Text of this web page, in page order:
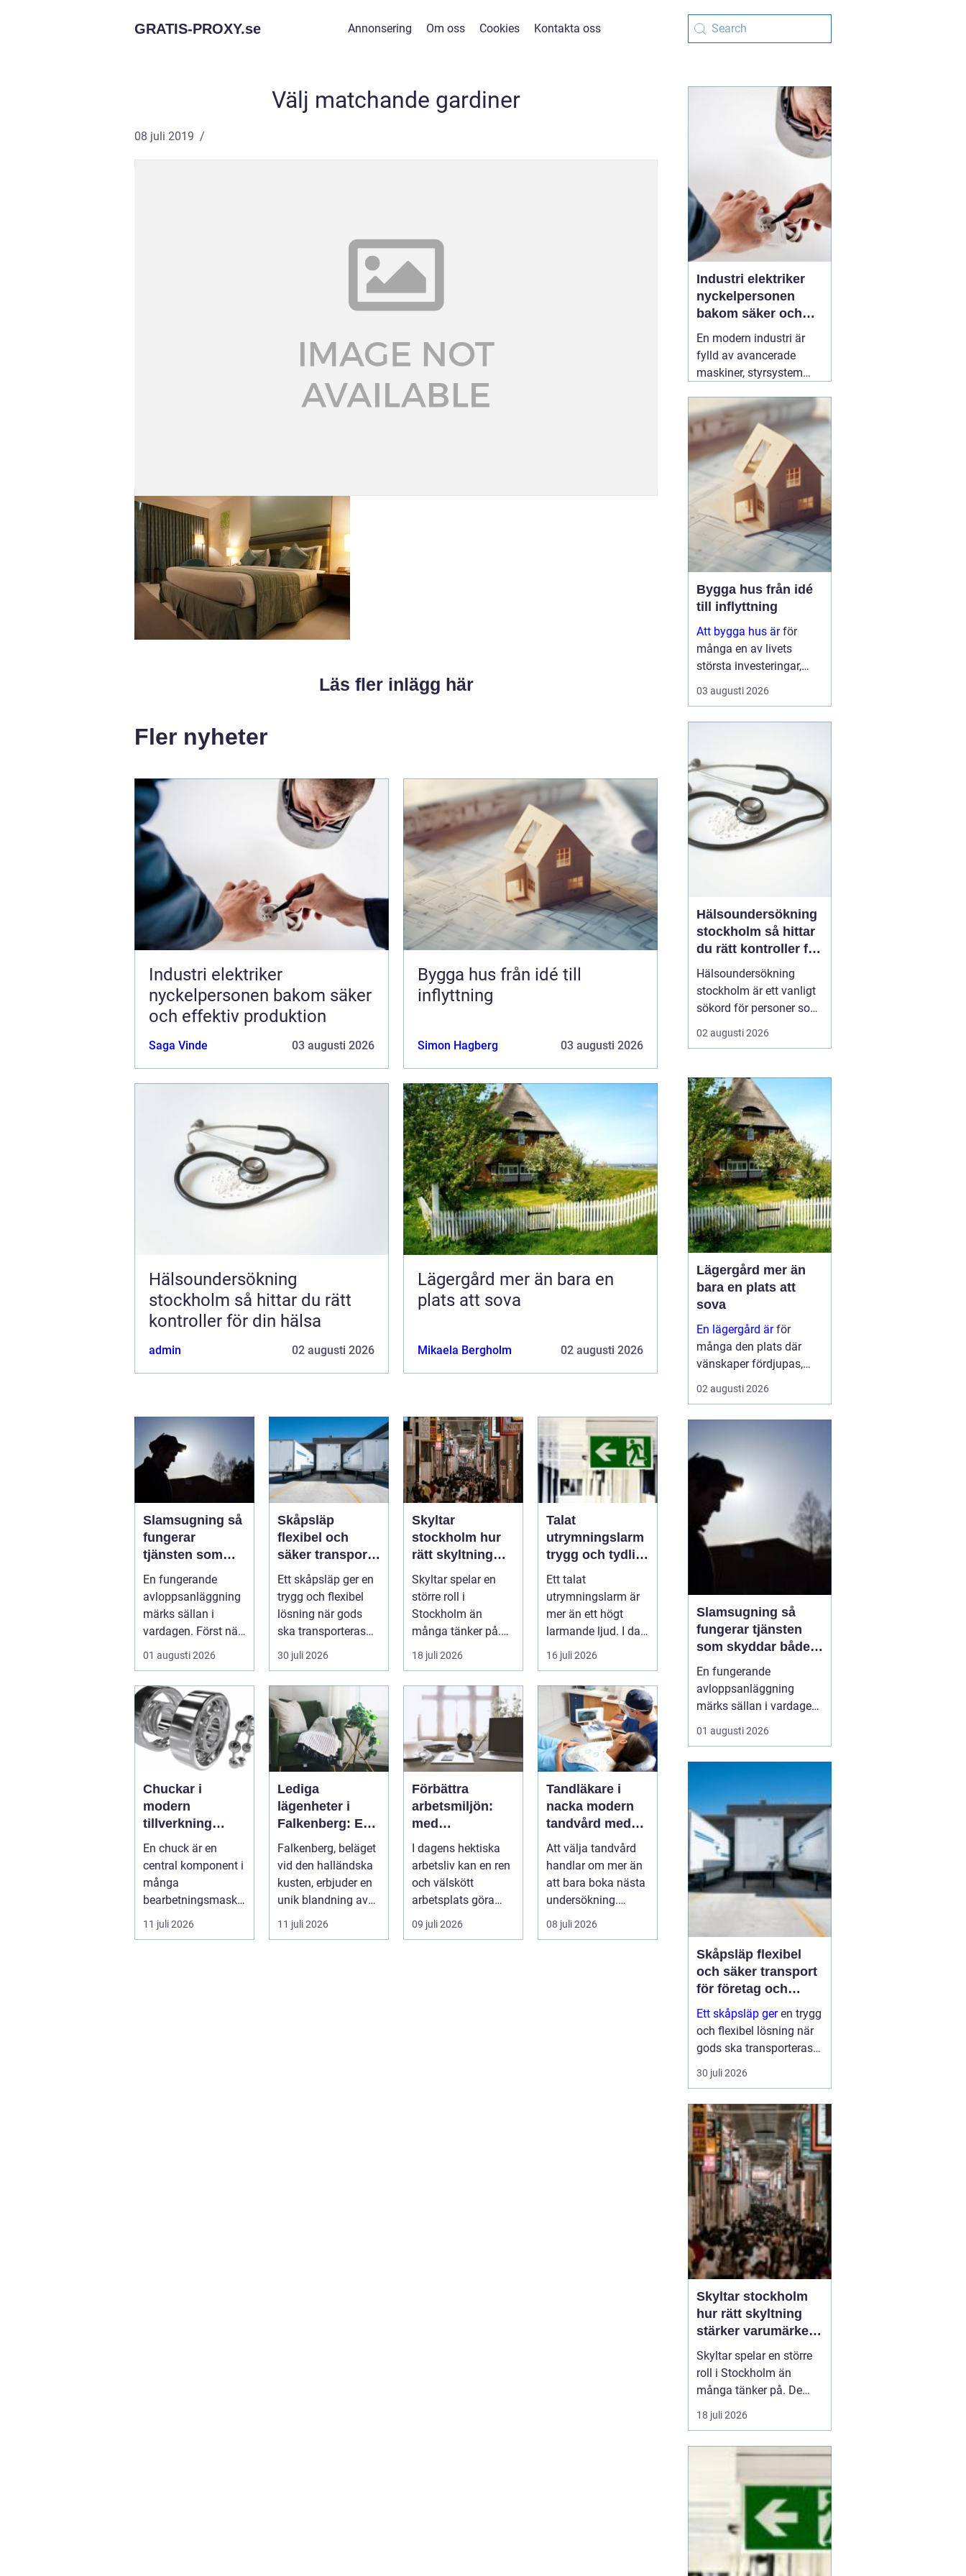
GRATIS-PROXY.se Annonsering Om oss Cookies Kontakta oss
Välj matchande gardiner
08 juli 2019
Läs fler inlägg här
Fler nyheter
Industri elektriker
nyckelpersonen bakom säker
och effektiv produktion
Saga Vinde 03 augusti 2026
Bygga hus från idé till
inflyttning
Simon Hagberg 03 augusti 2026
Hälsoundersökning
stockholm så hittar du rätt
kontroller för din hälsa
admin 02 augusti 2026
Lägergård mer än bara en
plats att sova
Mikaela Bergholm 02 augusti 2026
Slamsugning så
fungerar
tjänsten som
skyddar både
hus och miljö
En fungerande
avloppsanläggning
märks sällan i
vardagen. Först när
brunnar svämmar
över, avlopp börj...
01 augusti 2026
Skåpsläp
flexibel och
säker transport
för företag och
privatpersoner
Ett skåpsläp ger en
trygg och flexibel
lösning när gods
ska transporteras
skyddat mot väder,
insyn o...
30 juli 2026
Skyltar
stockholm hur
rätt skyltning
stärker
varumärket i
stadsmiljön
Skyltar spelar en
större roll i
Stockholm än
många tänker på.
De guidar, lockar,
inspirerar och
skap...
18 juli 2026
Talat
utrymningslarm
trygg och tydlig
vägledning vid
Ett talat
utrymningslarm är
mer än ett högt
larmande ljud. I dag
spelar tydliga
röstmeddelanden
en a...
16 juli 2026
Chuckar i
modern
tillverkning
funktion,
precision och
smarta val
En chuck är en
central komponent i
många
bearbetningsmaski
ner. Den håller fast
ämnet eller
11 juli 2026
Lediga
lägenheter i
Falkenberg: En
guide till rätt
bostad för dig
Falkenberg, beläget
vid den halländska
kusten, erbjuder en
unik blandning av
naturskö...
11 juli 2026
Förbättra
arbetsmiljön:
med
kontorsstädning
i Stockholm
I dagens hektiska
arbetsliv kan en ren
och välskött
arbetsplats göra
underverk fö...
09 juli 2026
Tandläkare i
nacka modern
tandvård med
omtanke
Att välja tandvård
handlar om mer än
att bara boka nästa
undersökning.
Många vill ha en
tandläkare s...
08 juli 2026
Industri elektriker
nyckelpersonen
bakom säker och
effektiv produktion
En modern industri är
fylld av avancerade
maskiner, styrsystem
elnätet. För att allt ska
fungera tryggt, effektivt
och utan oväntade stopp
behövs en specialist
som förstår både
elteknik och
produktionens krav. Här
03 augusti 2026
Bygga hus från idé
till inflyttning
Att bygga hus ärför
många en av livets
största investeringar,
både känslomässigt och
ekonomiskt. Drömmen
skiss till inflyttn...
03 augusti 2026
Hälsoundersökning
stockholm så hittar
du rätt kontroller för
din hälsa
Hälsoundersökning
stockholm är ett vanligt
sökord för personer som
vill få en tydlig bild av
sitt hälsoläge, upptäcka
medicinsk vägledning.
Många har en aktiv
vardag, ett krävande
jobb och begränsat med
tid, men vill ändå h...
02 augusti 2026
Lägergård mer än
bara en plats att
sova
En lägergård ärför
många den plats där
vänskaper fördjupas,
grupper formas och
viktiga samtal får tid och
konfirmationsläger,
föreningshelg, skolresa
eller konferens med
övernattning, ...
02 augusti 2026
Slamsugning så
fungerar tjänsten
som skyddar både
hus och miljö
En fungerande
avloppsanläggning
märks sällan i vardagen.
Först när brunnar
svämmar över, avlopp
problemen tydliga. En av
de viktigaste åtgärderna
för att undvika sådana
situationer är
slamsugning en t...
01 augusti 2026
Skåpsläp flexibel
och säker transport
för företag och
privatpersoner
Ett skåpsläp geren trygg
och flexibel lösning när
gods ska transporteras
skyddat mot väder, insyn
och stöld. Tack vare de
låsbara konstruktionen
fungerar det som ett
rulland...
30 juli 2026
Skyltar stockholm
hur rätt skyltning
stärker varumärket i
stadsmiljön
Skyltar spelar en större
roll i Stockholm än
många tänker på. De
guidar, lockar, inspirerar
och skapar trygghet. I en
om uppmärksamheten
arbeta smart. För företag
handlar det om att synas
på rätt sätt, ...
18 juli 2026